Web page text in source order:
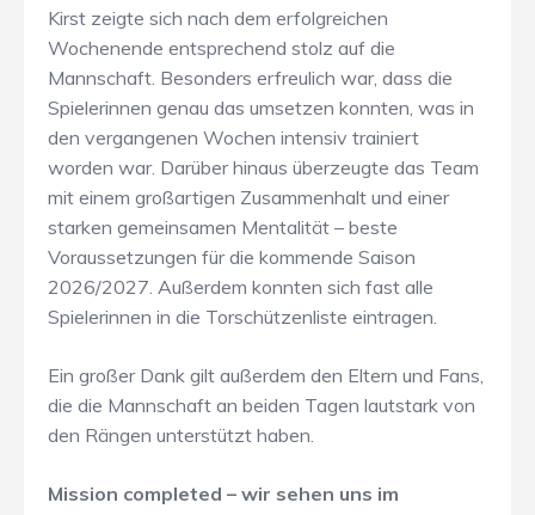
Kirst zeigte sich nach dem erfolgreichen
Wochenende entsprechend stolz auf die
Mannschaft. Besonders erfreulich war, dass die
Spielerinnen genau das umsetzen konnten, was in
den vergangenen Wochen intensiv trainiert
worden war. Darüber hinaus überzeugte das Team
mit einem großartigen Zusammenhalt und einer
starken gemeinsamen Mentalität – beste
Voraussetzungen für die kommende Saison
2026/2027. Außerdem konnten sich fast alle
Spielerinnen in die Torschützenliste eintragen.
Ein großer Dank gilt außerdem den Eltern und Fans,
die die Mannschaft an beiden Tagen lautstark von
den Rängen unterstützt haben.
Mission completed – wir sehen uns im